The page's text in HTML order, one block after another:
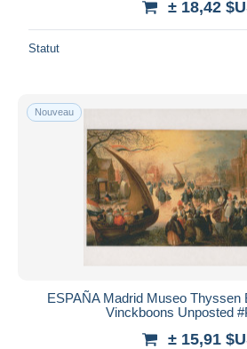
± 18,42
Statut
Nouveau
ESPAÑA Madrid Museo Thyssen
Vinckboons Unposted
± 15,91